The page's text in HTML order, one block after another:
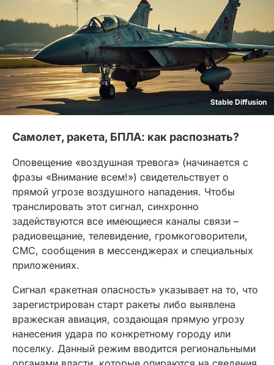
Stable Diffusion
Самолет, ракета, БПЛА: как распознать?
Оповещение «воздушная тревога» (начинается с
фразы «Внимание всем!») свидетельствует о
прямой угрозе воздушного нападения. Чтобы
транслировать этот сигнал, синхронно
задействуются все имеющиеся каналы связи –
радиовещание, телевидение, громкоговорители,
СМС, сообщения в мессенджерах и специальных
приложениях.
Сигнал «ракетная опасность» указывает на то, что
зарегистрирован старт ракеты либо выявлена
вражеская авиация, создающая прямую угрозу
нанесения удара по конкретному городу или
поселку. Данный режим вводится региональными